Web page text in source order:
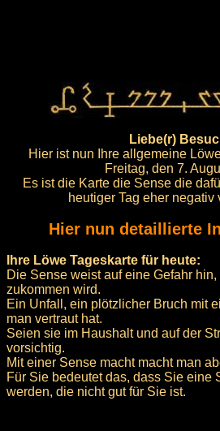
Liebe(r)
Hier ist nun Ihre allgemeine
Freitag, den 7.
Es ist die Karte die Sense die
heutiger Tag eher negativ
Hier nun detaillierte
Ihre Löwe Tageskarte für heute:
Die Sense weist auf eine Gefahr
zukommen wird.
Ein Unfall, ein plötzlicher Bruch mit
man vertraut hat.
Seien sie im Haushalt und auf der
vorsichtig.
Mit einer Sense macht macht man
Für Sie bedeutet das, dass Sie eine
werden, die nicht gut für Sie ist.